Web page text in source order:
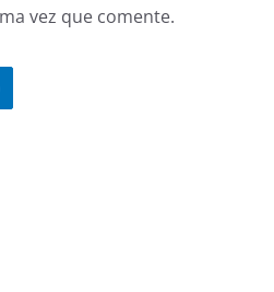
vez que comente.